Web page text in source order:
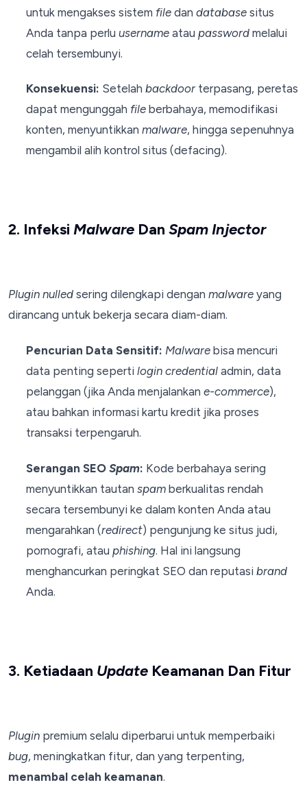
untuk mengakses sistem filedan databasesitus
Anda tanpa perlu usernameatau passwordmelalui
celah tersembunyi.
Konsekuensi: Setelah backdoorterpasang, peretas
dapat mengunggah fileberbahaya, memodifikasi
konten, menyuntikkan malware, hingga sepenuhnya
mengambil alih kontrol situs (defacing).
2. Infeksi Malware Dan Spam Injector
Plugin nulled sering dilengkapi dengan malware yang
dirancang untuk bekerja secara diam-diam.
Pencurian Data Sensitif: Malwarebisa mencuri
data penting seperti login credentialadmin, data
pelanggan (jika Anda menjalankan e-commerce),
atau bahkan informasi kartu kredit jika proses
transaksi terpengaruh.
Serangan SEO Spam: Kode berbahaya sering
menyuntikkan tautan spamberkualitas rendah
secara tersembunyi ke dalam konten Anda atau
mengarahkan (redirect) pengunjung ke situs judi,
pornografi, atau phishing. Hal ini langsung
menghancurkan peringkat SEO dan reputasi brand
Anda.
3. Ketiadaan Update Keamanan Dan Fitur
Plugin premium selalu diperbarui untuk memperbaiki
bug, meningkatkan fitur, dan yang terpenting,
menambal celah keamanan.